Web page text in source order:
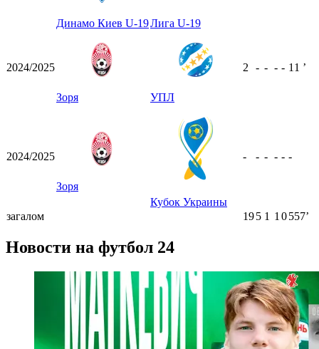
Динамо Киев U-19Лига U-19
2024/2025
Зоря УПЛ
2 - - - - 11 ʼ
2024/2025
Зоря
Кубок Украины
- - - - - -
загалом 195 1 1 0557ʼ
Новости на футбол 24